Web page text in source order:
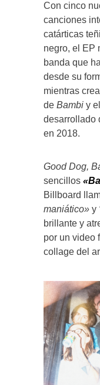
Con cinco
canciones
catárticas
negro, el EP
banda que
desde su
mientras
de Bambi y
desarrollado
en 2018.
Good Dog,
sencillos
Billboard
maniático» y
brillante y
por un video
collage del